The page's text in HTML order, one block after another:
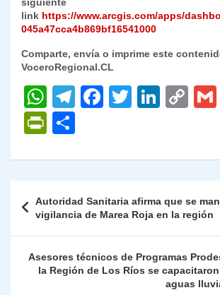
siguiente
link https://www.arcgis.com/apps/
045a47cca4b869bf16541000
Comparte, envía o imprime este
VoceroRegional.CL
W
h
at
s
p
p
T
gr
m
F
e
o
o
k
T
er
Li
e
n
C
y
n
k
P
nt
Fr
ie
n
dl
y
m
p
ar
tir
de
entradas
Autoridad Sanitaria afirma que se
vigilancia de Marea Roja en la región
Asesores técnicos de Programas
la Región de Los Ríos se
aguas